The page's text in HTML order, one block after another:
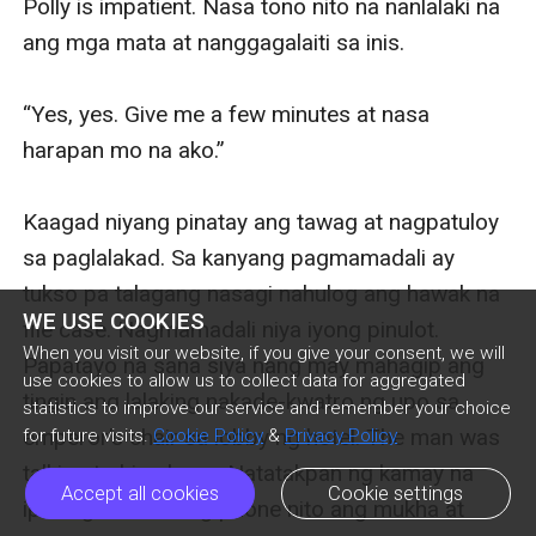
WE USE COOKIES
When you visit our website, if you give your consent, we will
use cookies to allow us to collect data for aggregated
statistics to improve our service and remember your choice
for future visits. Cookie Policy & Privacy Policy
Accept all cookies Cookie settings